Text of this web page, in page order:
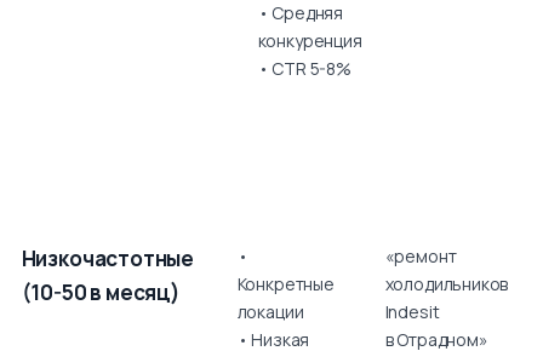
• Средняя
конкуренция
• CTR 5-8%
Низкочастотные
(10-50 в месяц)
•
Конкретные
локации
• Низкая
«ремонт
холодильников
Indesit
в Отрадном»